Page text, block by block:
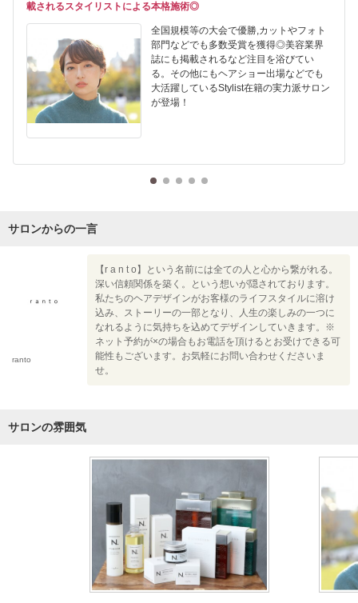
載されるスタイリストによる本格施術◎
全国規模等の大会で優勝,カットやフォト
部門などでも多数受賞を獲得◎美容業界
誌にも掲載されるなど注目を浴びてい
る。その他にもヘアショー出場などでも
大活躍しているStylist在籍の実力派サロン
が登場！
サロンからの一言
ranto
【r a n t o】という名前には全ての人と心から繋がれる。
深い信頼関係を築く。という想いが隠されております。
私たちのヘアデザインがお客様のライフスタイルに溶け
込み、ストーリーの一部となり、人生の楽しみの一つに
なれるように気持ちを込めてデザインしていきます。※
ネット予約が×の場合もお電話を頂けるとお受けできる可
能性もございます。お気軽にお問い合わせくださいま
せ。
サロンの雰囲気